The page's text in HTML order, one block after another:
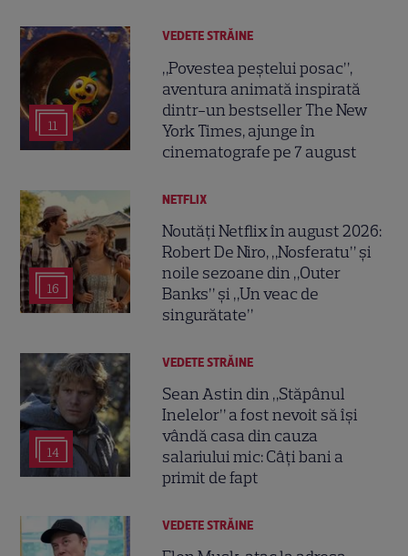
11
VEDETE STRĂINE
„Povestea peștelui posac”,
aventura animată inspirată
dintr-un bestseller The New
York Times, ajunge în
cinematografe pe 7 august
16
NETFLIX
Noutăți Netflix în august 2026:
Robert De Niro, „Nosferatu” și
noile sezoane din „Outer
Banks” și „Un veac de
singurătate”
14
VEDETE STRĂINE
Sean Astin din „Stăpânul
Inelelor” a fost nevoit să își
vândă casa din cauza
salariului mic: Câți bani a
primit de fapt
VEDETE STRĂINE